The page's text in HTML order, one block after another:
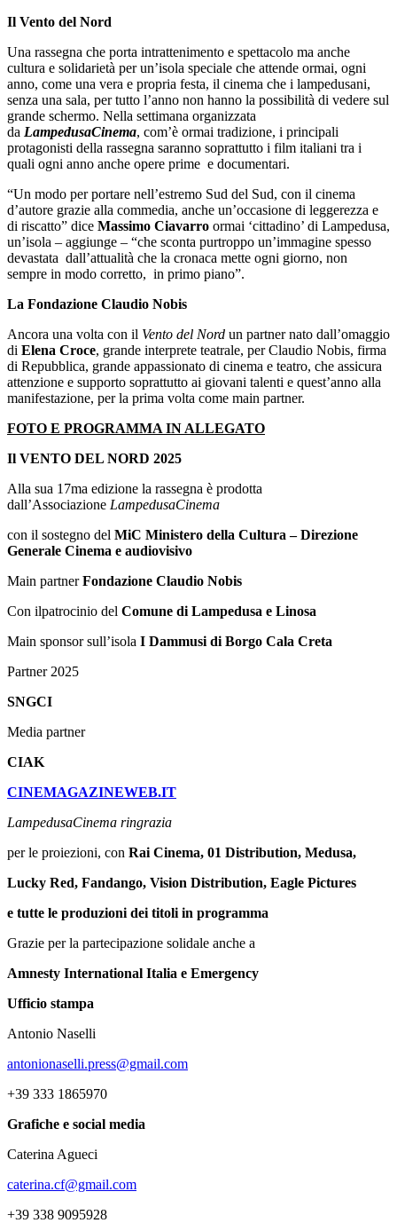
Il Vento del Nord
Una rassegna che porta intrattenimento e spettacolo ma anche
cultura e solidarietà per un’isola speciale che attende ormai, ogni
anno, come una vera e propria festa, il cinema che i lampedusani,
senza una sala, per tutto l’anno non hanno la possibilità di vedere sul
grande schermo. Nella settimana organizzata
da LampedusaCinema, com’è ormai tradizione, i principali
protagonisti della rassegna saranno soprattutto i film italiani tra i
quali ogni anno anche opere prime e documentari.
“Un modo per portare nell’estremo Sud del Sud, con il cinema
d’autore grazie alla commedia, anche un’occasione di leggerezza e
di riscatto” dice Massimo Ciavarro ormai ‘cittadino’ di Lampedusa,
un’isola – aggiunge – “che sconta purtroppo un’immagine spesso
devastata dall’attualità che la cronaca mette ogni giorno, non
sempre in modo corretto, in primo piano”.
La Fondazione Claudio Nobis
Ancora una volta con il Vento del Nord un partner nato dall’omaggio
di Elena Croce, grande interprete teatrale, per Claudio Nobis, firma
di Repubblica, grande appassionato di cinema e teatro, che assicura
attenzione e supporto soprattutto ai giovani talenti e quest’anno alla
manifestazione, per la prima volta come main partner.
FOTO E PROGRAMMA IN ALLEGATO
Il VENTO DEL NORD 2025
Alla sua 17ma edizione la rassegna è prodotta
dall’Associazione LampedusaCinema
con il sostegno del MiC Ministero della Cultura – Direzione
Generale Cinema e audiovisivo
Main partnerFondazione Claudio Nobis
Con ilpatrocinio del Comune di Lampedusa e Linosa
Main sponsor sull’isola I Dammusi di Borgo Cala Creta
Partner 2025
SNGCI
Media partner
CIAK
CINEMAGAZINEWEB.IT
LampedusaCinema ringrazia
per le proiezioni, con Rai Cinema, 01 Distribution, Medusa,
Lucky Red, Fandango, Vision Distribution, Eagle Pictures
e tutte le produzioni dei titoli in programma
Grazie per la partecipazione solidale anche a
Amnesty International Italia e Emergency
Ufficio stampa
Antonio Naselli
antonionaselli.press@gmail.com
+39 333 1865970
Grafiche e social media
Caterina Agueci
caterina.cf@gmail.com
+39 338 9095928